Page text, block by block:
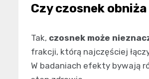
Czy czosnek
Tak, czosnek może
frakcji, którą najczęściej
W badaniach efekty bywają